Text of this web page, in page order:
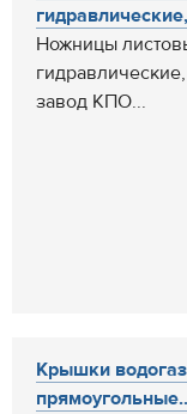
Ножницы
завод КПО...
Крышки